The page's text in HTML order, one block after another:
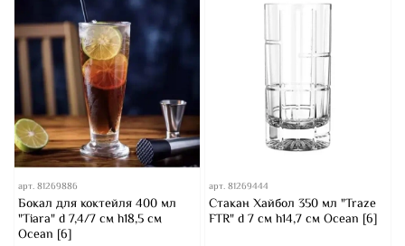
арт.81269886
Бокал для коктейля 400 мл
"Tiara" d 7,4/7 см h18,5 см
Ocean [6]
арт.81269444
Стакан Хайбол 350 мл "Traze
FTR" d 7 см h14,7 см Ocean [6]